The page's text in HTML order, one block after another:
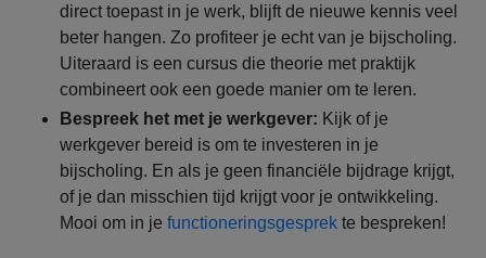
direct toepast in je werk, blijft de nieuwe kennis veel
beter hangen. Zo profiteer je echt van je bijscholing.
Uiteraard is een cursus die theorie met praktijk
combineert ook een goede manier om te leren.
Bespreek het met je werkgever: Kijk of je
werkgever bereid is om te investeren in je
bijscholing. En als je geen financiële bijdrage krijgt,
of je dan misschien tijd krijgt voor je ontwikkeling.
Mooi om in je functioneringsgesprek te bespreken!